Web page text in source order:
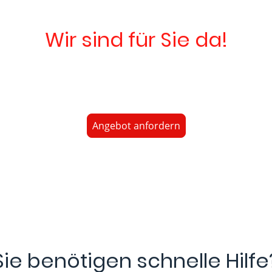
Wir sind für Sie da!
Angebot anfordern
benötigen schnelle